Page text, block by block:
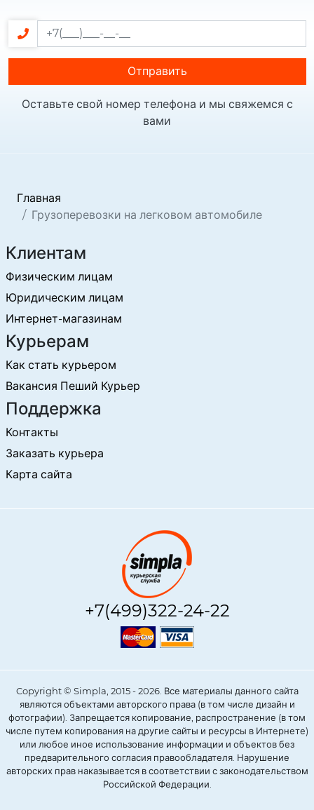
Отправить
Оставьте свой номер телефона и мы свяжемся с
вами
Главная
Грузоперевозки на легковом автомобиле
+7(499)322-24-22
Клиентам
Физическим лицам
Юридическим лицам
Интернет-магазинам
Курьерам
Как стать курьером
Вакансия Пеший Курьер
Поддержка
Контакты
Заказать курьера
Карта сайта
Copyright © Simpla, 2015 - 2026. Все материалы данного сайта
являются объектами авторского права (в том числе дизайн и
фотографии). Запрещается копирование, распространение (в том
числе путем копирования на другие сайты и ресурсы в Интернете)
или любое иное использование информации и объектов без
предварительного согласия правообладателя. Нарушение
авторских прав наказывается в соответствии с законодательством
Российской Федерации.